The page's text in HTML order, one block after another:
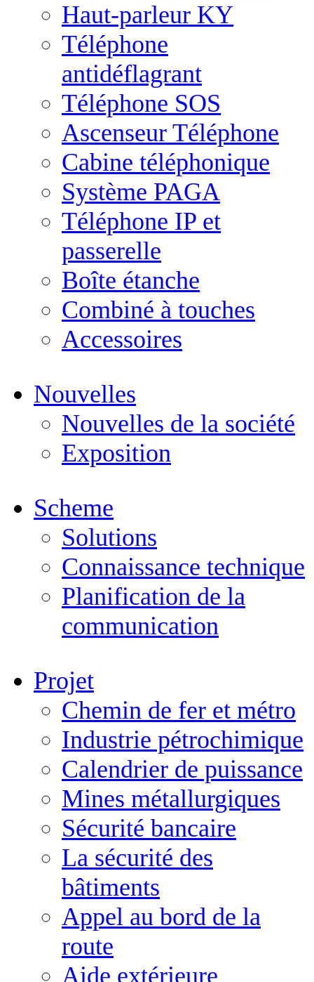
Haut-parleur KY
Téléphone
antidéflagrant
Téléphone SOS
Ascenseur Téléphone
Cabine téléphonique
Système PAGA
Téléphone IP et
passerelle
Boîte étanche
Combiné à touches
Accessoires
Nouvelles
Nouvelles de la société
Exposition
Scheme
Solutions
Connaissance technique
Planification de la
communication
Projet
Chemin de fer et métro
Industrie pétrochimique
Calendrier de puissance
Mines métallurgiques
Sécurité bancaire
La sécurité des
bâtiments
Appel au bord de la
route
Aide extérieure